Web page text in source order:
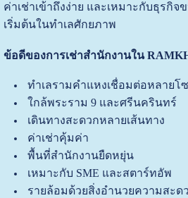
ค่าเช่าเข้าถึงง่าย และเหมาะกับธุรกิจ
เริ่มต้นในทำเลศักยภาพ
ข้อดีของการเช่าสำนักงานใน
ทำเลรามคำแหงเชื่อมต่อหลายโ
ใกล้พระราม 9 และศรีนครินทร์
เดินทางสะดวกหลายเส้นทาง
ค่าเช่าคุ้มค่า
พื้นที่สำนักงานยืดหยุ่น
เหมาะกับ SME และสตาร์ทอัพ
รายล้อมด้วยสิ่งอำนวยความสะด